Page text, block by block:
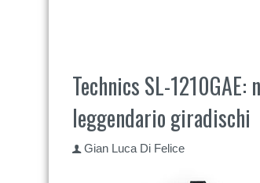
Technics SL-
leggendario giradischi
Gian Luca Di Felice